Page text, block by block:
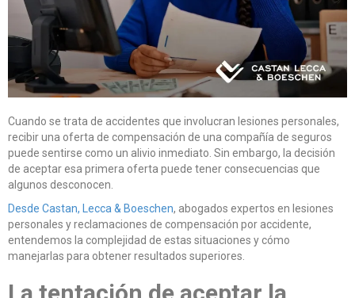
Cuando se trata de accidentes que involucran lesiones personales,
recibir una oferta de compensación de una compañía de seguros
puede sentirse como un alivio inmediato. Sin embargo, la decisión
de aceptar esa primera oferta puede tener consecuencias que
algunos desconocen.
Desde Castan, Lecca & Boeschen, abogados expertos en lesiones
personales y reclamaciones de compensación por accidente,
entendemos la complejidad de estas situaciones y cómo
manejarlas para obtener resultados superiores.